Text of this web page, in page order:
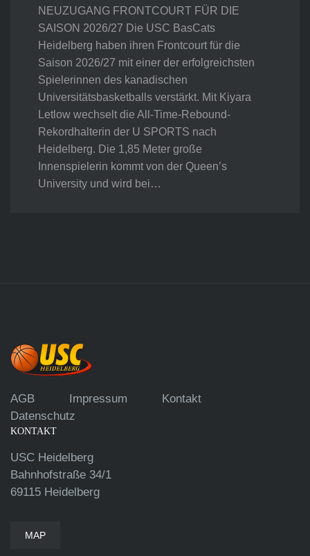
NEUZUGANG FRONTCOURT FÜR DIE
SAISON 2026/27 Die USC BasCats
Heidelberg haben ihren Frontcourt für die
Saison 2026/27 mit einer der erfolgreichsten
Spielerinnen des kanadischen
Universitätsbasketballs verstärkt. Mit Kiyara
Letlow wechselt die All-Time-Rebound-
Rekordhalterin der U SPORTS nach
Heidelberg. Die 1,85 Meter große
Innenspielerin kommt von der Queen’s
University und wird bei…
AGB Impressum
Kontakt
Datenschutz
KONTAKT
USC Heidelberg
Bahnhofstraße 34/1
69115 Heidelberg
MAP